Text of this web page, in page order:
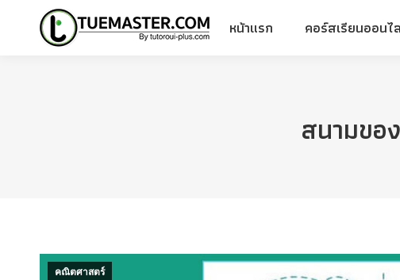
หน้าแรก คอร์สเรียนออนไ
สนามขอ
คณิตศาสตร์
หน้าแรก คอร์สเรียนออนไ